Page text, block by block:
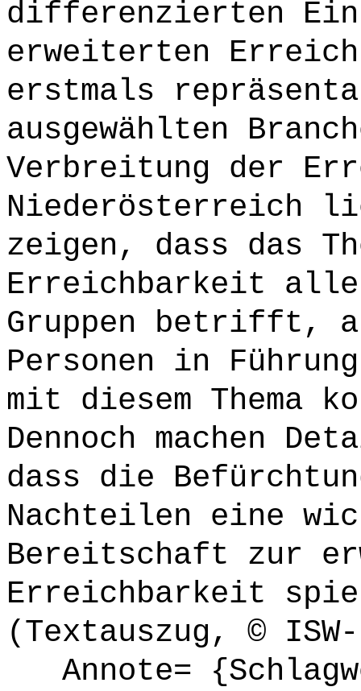
differenzierten
erweiterten
erstmals
ausgewählten
Verbreitung der
Niederösterreich
zeigen, dass das
Erreichbarkeit alle
Gruppen betrifft,
Personen in
mit diesem Thema
Dennoch machen
dass die
Nachteilen eine
Bereitschaft zur
Erreichbarkeit
(Textauszug, ©
Annote=